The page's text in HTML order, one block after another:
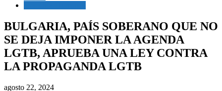
BULGARIA, PAÍS SOBERANO QUE NO
SE DEJA IMPONER LA AGENDA
LGTB, APRUEBA UNA LEY CONTRA
LA PROPAGANDA LGTB
agosto 22, 2024